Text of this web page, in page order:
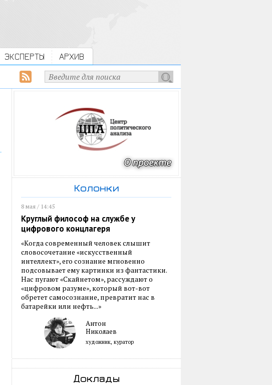
ЭКСПЕРТЫ АРХИВ
Колонки
8 мая / 14:45
Круглый философ на службе у
цифрового концлагеря
«Когда современный человек слышит
словосочетание «искусственный
интеллект», его сознание мгновенно
подсовывает ему картинки из фантастики.
Нас пугают «Скайнетом», рассуждают о
«цифровом разуме», который вот-вот
обретет самосознание, превратит нас в
батарейки или нефть...»
Антон
Николаев
художник, куратор
Доклады